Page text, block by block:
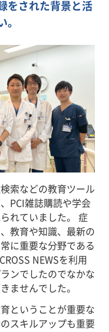
をされた背景と活
。
索などの教育ツール
PCI雑誌購読や学会
れていました。 症
教育や知識、最新の
に重要な分野である
NEWSを利用
ンでしたのでなかな
ませんでした。
ということが重要な
スキルアップも重要